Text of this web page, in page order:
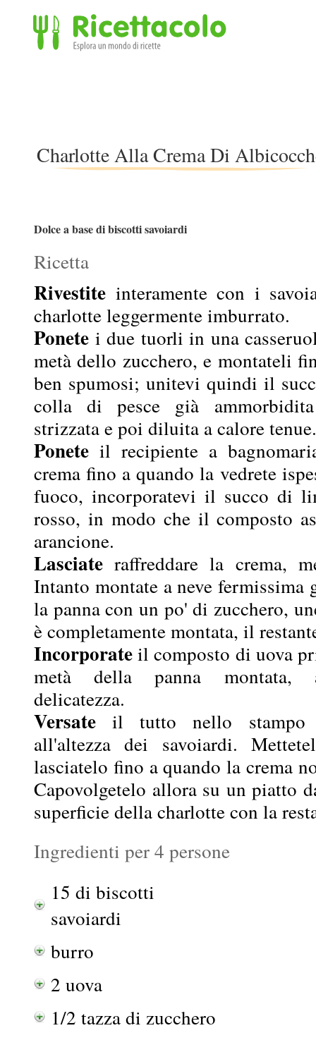
Charlotte Alla Crema Di
Dolce a base di biscotti savoiardi
Ricetta
Rivestite interamente con i
charlotte leggermente imburrato.
Ponete i due tuorli in una
metà dello zucchero, e montateli
ben spumosi; unitevi quindi il
colla di pesce già
strizzata e poi diluita a calore tenue.
Ponete il recipiente a
crema fino a quando la vedrete
fuoco, incorporatevi il succo di
rosso, in modo che il composto
arancione.
Lasciate raffreddare la crema,
Intanto montate a neve
la panna con un po' di zucchero,
è completamente montata, il
Incorporateil composto di uova
metà della panna montata,
delicatezza.
Versate il tutto nello stampo
all'altezza dei savoiardi.
lasciatelo fino a quando la crema
Capovolgetelo allora su un piatto
superficie della charlotte con la
Ingredienti per 4 persone
15 di biscotti
savoiardi
burro
2 uova
1/2 tazza di zucchero